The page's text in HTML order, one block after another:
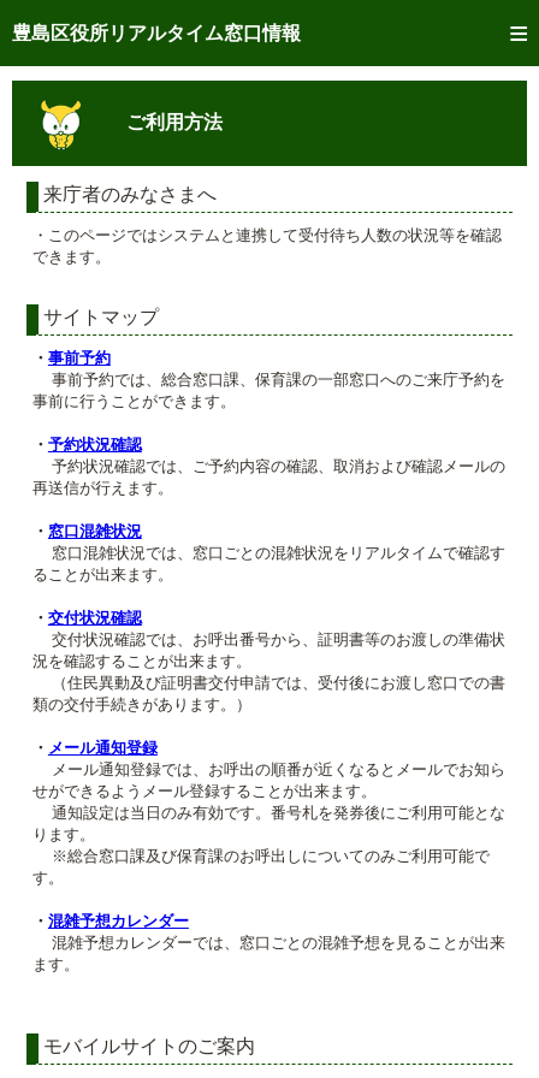
豊島区役所リアルタイム窓口情報
トップページへ
ご利用方法
事前予約
予約状況確認
リアルタイム 窓口混雑状況
メール通知登録
混雑予想カレンダー
ご利用方法
来庁者のみなさまへ
・このページではシステムと連携して受付待ち人数の状況等を確認
できます。
サイトマップ
・ 事前予約
事前予約では、総合窓口課、保育課の一部窓口へのご来庁予約を
事前に行うことができます。
・ 予約状況確認
予約状況確認では、ご予約内容の確認、取消および確認メールの
再送信が行えます。
・ 窓口混雑状況
窓口混雑状況では、窓口ごとの混雑状況をリアルタイムで確認す
ることが出来ます。
・ 交付状況確認
交付状況確認では、お呼出番号から、証明書等のお渡しの準備状
況を確認することが出来ます。
（住民異動及び証明書交付申請では、受付後にお渡し窓口での書
類の交付手続きがあります。）
・ メール通知登録
メール通知登録では、お呼出の順番が近くなるとメールでお知ら
せができるようメール登録することが出来ます。
通知設定は当日のみ有効です。番号札を発券後にご利用可能とな
ります。
※総合窓口課及び保育課のお呼出しについてのみご利用可能で
す。
・ 混雑予想カレンダー
混雑予想カレンダーでは、窓口ごとの混雑予想を見ることが出来
ます。
モバイルサイトのご案内